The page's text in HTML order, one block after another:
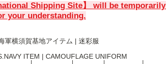
Shipping Site】 will be
your understanding.
軍横須賀基地アイテム | 迷彩服
ITEM | CAMOUFLAGE UNIFORM